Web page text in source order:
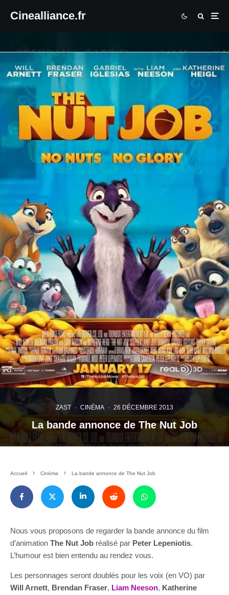
Cinealliance.fr
ZAST · CINÉMA · 26 DÉCEMBRE 2013
La bande annonce de The Nut Job
Accueil Cinéma La bande annonce de The Nut Job
Nous vous proposons de regarder la bande annonce du film
d’animation The Nut Job réalisé par Peter Lepeniotis.
L’humour est bien entendu au rendez vous.
Les personnages seront doublés pour les voix (en VO) par
Will Arnett, Brendan Fraser, Liam Neeson, Katherine